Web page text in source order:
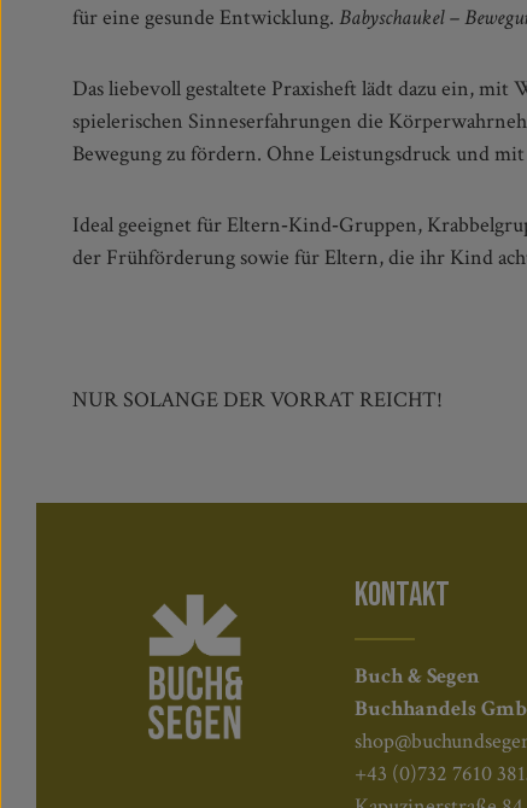
für eine gesunde Entwicklung. Babyschaukel –
Das liebevoll gestaltete Praxisheft lädt dazu ein, mit
spielerischen Sinneserfahrungen die
Bewegung zu fördern. Ohne Leistungsdruck und
wertvolle gemeinsame Momente, die
Ideal geeignet für Eltern‑Kind‑Gruppen,
der Frühförderung sowie für Eltern, die ihr Kind
NUR SOLANGE DER VORRAT REICHT!
KONTAKT
Buch & Segen
Buchhandels
+43 (0)732 7610